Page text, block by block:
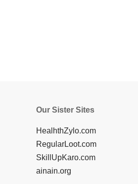
Our Sister Sites
HealhthZylo.com
RegularLoot.com
SkillUpKaro.com
ainain.org